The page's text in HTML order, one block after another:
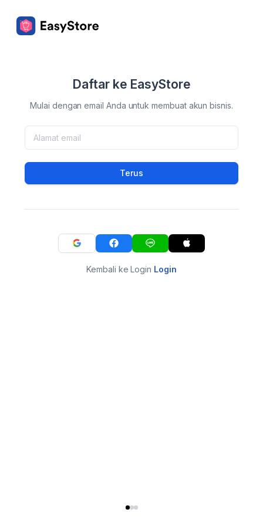
Daftar ke EasyStore
Mulai dengan email Anda untuk membuat akun bisnis.
Terus
Kembali ke Login Login